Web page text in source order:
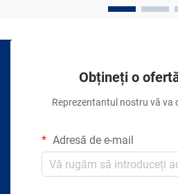
Obțineți o
Reprezentantul nostru vă va
Adresă de e-mail